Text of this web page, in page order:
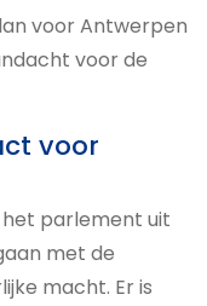
voor Antwerpen
voor de
voor
het parlement uit
met de
macht. Er is